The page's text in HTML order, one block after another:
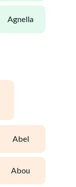
agnella
abel
abou